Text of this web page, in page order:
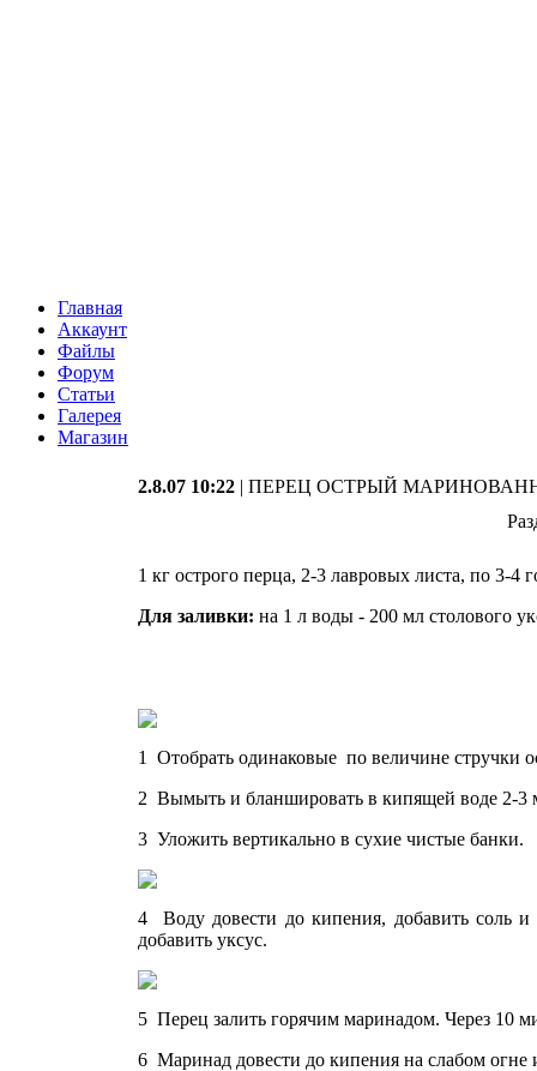
Главная
Аккаунт
Файлы
Форум
Статьи
Галерея
Магазин
2.8.07 10:22 | ПЕРЕЦ ОСТРЫЙ
1 кг острого перца, 2-3 лавровых листа, по 3-
Для заливки: на 1 л воды - 200 мл столового
1 Отобрать одинаковые по величине стручки
2 Вымыть и бланшировать в кипящей воде 2-3
3 Уложить вертикально в сухие чистые банки.
4 Воду довести до кипения, добавить соль и
добавить уксус.
5 Перец залить горячим маринадом. Через 10
6 Маринад довести до кипения на слабом огне